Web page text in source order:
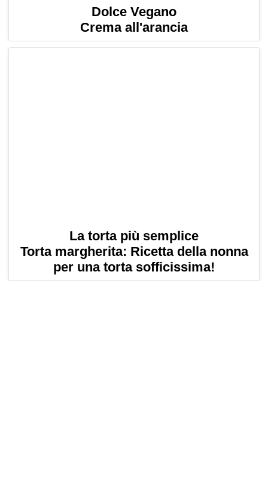
Dolce Vegano
Crema all'arancia
La torta più semplice
Torta margherita: Ricetta della nonna
per una torta sofficissima!